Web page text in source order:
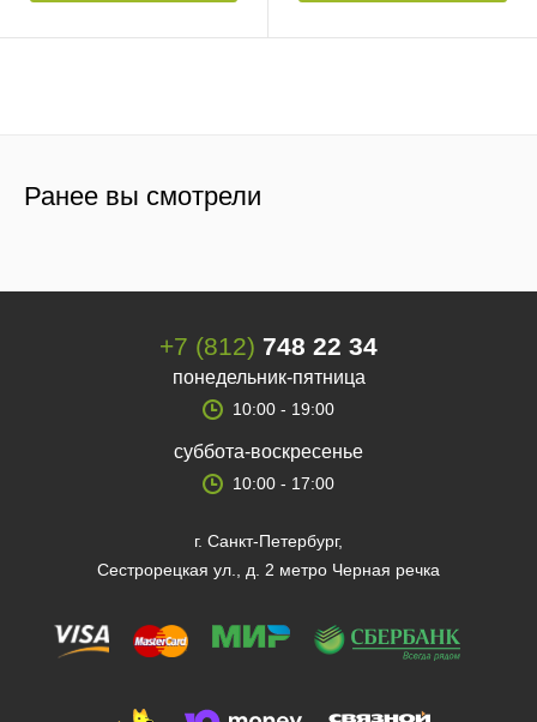
Ранее вы смотрели
+7 (812) 748 22 34
понедельник-пятница
10:00 - 19:00
суббота-воскресенье
10:00 - 17:00
г. Санкт-Петербург,
Сестрорецкая ул., д. 2 метро Черная речка